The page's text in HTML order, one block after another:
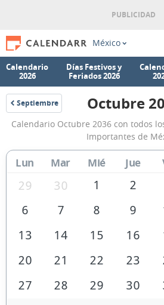
México
Calendario
2026
Días Festivos y
Feriados 2026
Septiembre
2036
2036
de
Octubre
Calendario Octubre 2036 con todos
Importantes de
Lun Mar Mié Jue
29 30 1 2
6
7 8 9
13
14 15 16
20
21 22 23
27
28 29 30